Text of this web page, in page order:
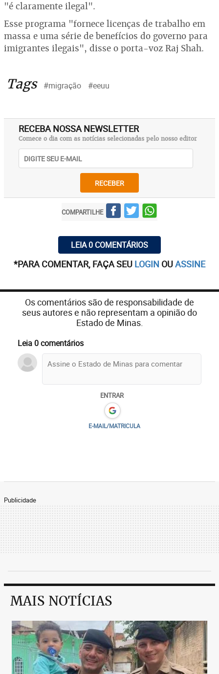
"é claramente ilegal".
Esse programa "fornece licenças de trabalho em
massa e uma série de benefícios do governo para
imigrantes ilegais", disse o porta-voz Raj Shah.
Tags #migração #eeuu
RECEBA NOSSA NEWSLETTER
Comece o dia com as notícias selecionadas pelo nosso editor
RECEBER
COMPARTILHE
LEIA 0 COMENTÁRIOS
*PARA COMENTAR, FAÇA SEU LOGIN OUASSINE
Os comentários são de responsabilidade de
seus autores e não representam a opinião do
Estado de Minas.
Leia 0 comentários
ENTRAR
E-MAIL/MATRICULA
Publicidade
MAIS NOTÍCIAS